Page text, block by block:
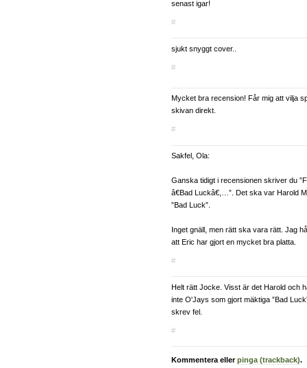
senast igar!
#
sjukt snyggt cover..
#
Mycket bra recension! Får mig att vilja
skivan direkt.
#
Sakfel, Ola:
Ganska tidigt i recensionen skriver du
â€Bad Luckâ€,…”. Det ska var Harold
”Bad Luck”.
Inget gnäll, men rätt ska vara rätt. Jag
att Eric har gjort en mycket bra platta.
#
Helt rätt Jocke. Visst är det Harold och
inte O'Jays som gjort mäktiga ”Bad
skrev fel.
#
Kommentera ellerpinga (trackback).